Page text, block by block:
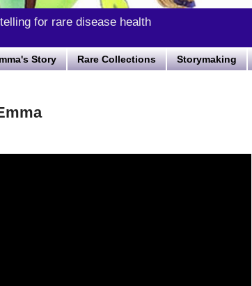
for rare disease health
Story Rare Collections Storymaking